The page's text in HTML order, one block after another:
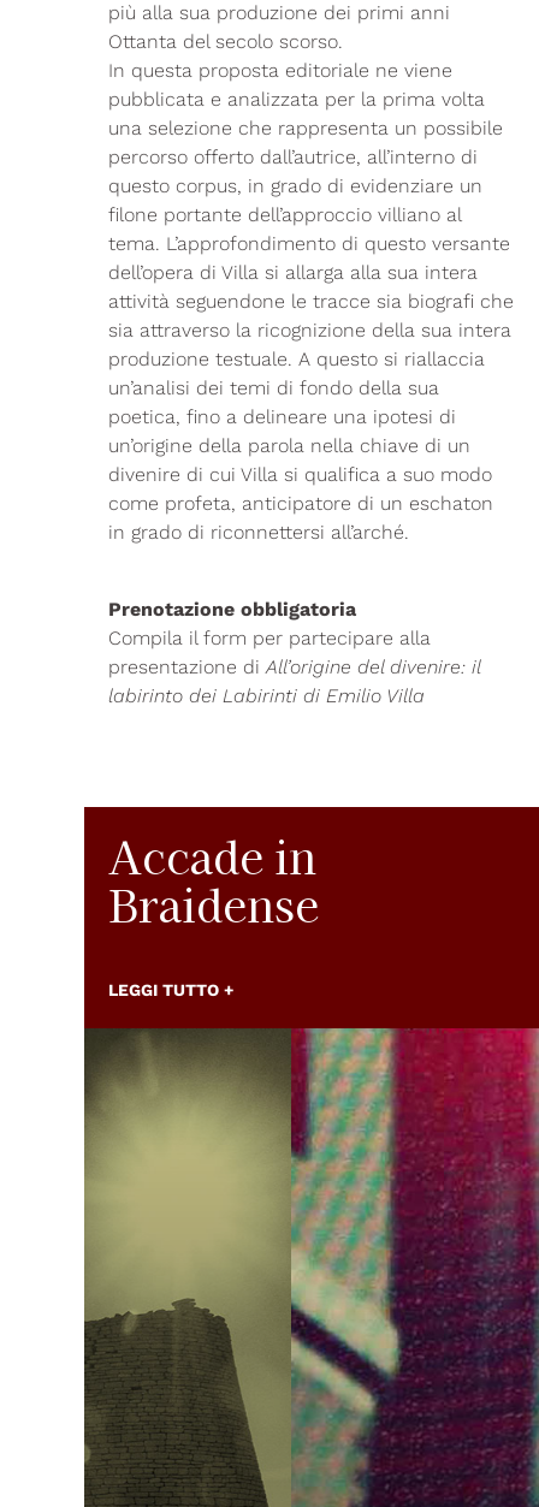
più alla sua produzione dei primi anni
Ottanta del secolo scorso.
In questa proposta editoriale ne viene
pubblicata e analizzata per la prima volta
una selezione che rappresenta un possibile
percorso offerto dall’autrice, all’interno di
questo corpus, in grado di evidenziare un
filone portante dell’approccio villiano al
tema. L’approfondimento di questo versante
dell’opera di Villa si allarga alla sua intera
attività seguendone le tracce sia biografi che
sia attraverso la ricognizione della sua intera
produzione testuale. A questo si riallaccia
un’analisi dei temi di fondo della sua
poetica, fino a delineare una ipotesi di
un’origine della parola nella chiave di un
divenire di cui Villa si qualifica a suo modo
come profeta, anticipatore di un eschaton
in grado di riconnettersi all’arché.
Prenotazione obbligatoria
Compila il form per partecipare alla
presentazione di All’origine del divenire: il
labirinto dei Labirinti di Emilio Villa
Accade in
Braidense
LEGGI TUTTO +